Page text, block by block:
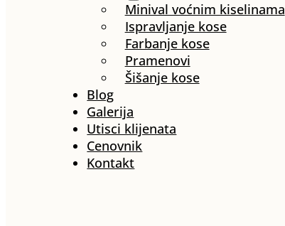
Minival voćnim kiselinama
Ispravljanje kose
Farbanje kose
Pramenovi
Šišanje kose
Blog
Galerija
Utisci klijenata
Cenovnik
Kontakt